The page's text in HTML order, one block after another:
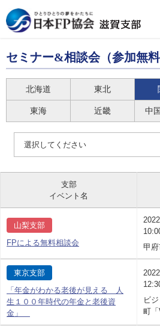
セミナー&相談会（参加無料
北海道 東北
東海 近畿 中
選択してください
支部
イベント名
山梨支部
FPによる無料相談会
甲
東京支部
「年金がわかる老後が見える 人
生１００年時代の年金と老後資
金」
ビ
町「